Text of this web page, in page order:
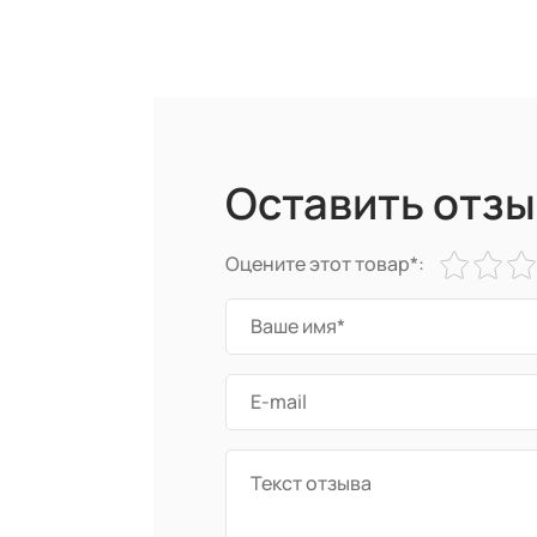
Оставить
Оцените этот товар*: